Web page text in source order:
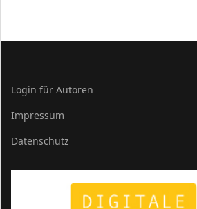
Login für Autoren
Impressum
Datenschutz